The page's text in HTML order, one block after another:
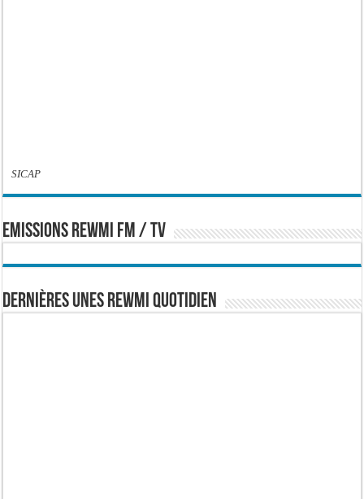
SICAP
EMISSIONS REWMI FM / TV
Dernières Unes Rewmi Quotidien